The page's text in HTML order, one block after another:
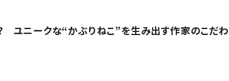
ユニークな“かぶりねこ”を生み出す作家のこだわ